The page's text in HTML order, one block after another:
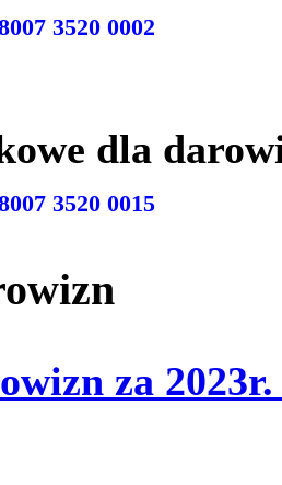
3520 0002
dla
3520 0015
za